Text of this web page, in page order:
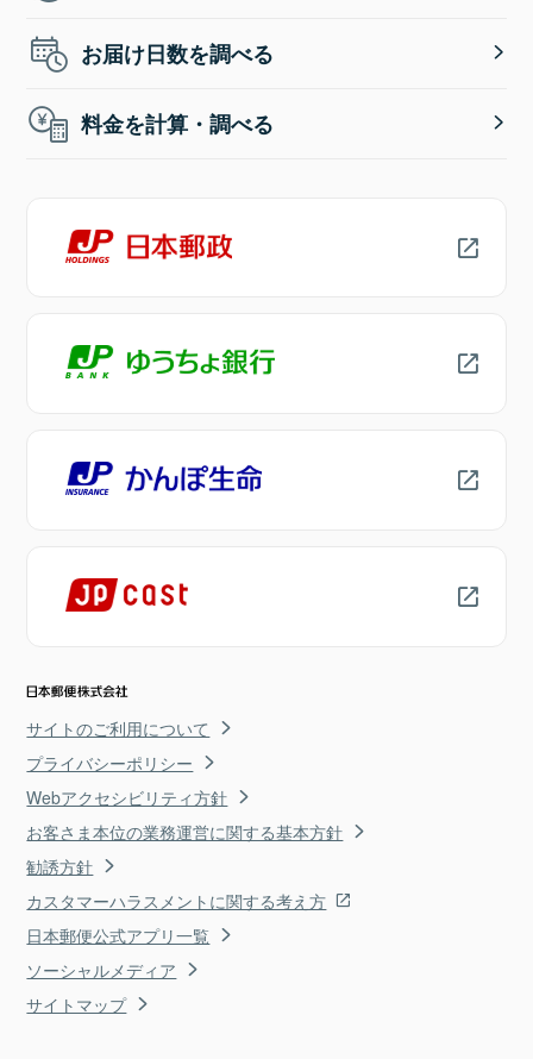
お届け日数を調べる
料金を計算・調べる
サイトのご利用について
プライバシーポリシー
Webアクセシビリティ方針
お客さま本位の業務運営に関する基本方針
勧誘方針
カスタマーハラスメントに関する考え方
日本郵便公式アプリ一覧
ソーシャルメディア
サイトマップ